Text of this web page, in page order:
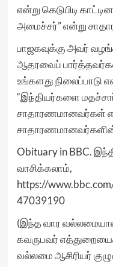
என்று கெடுபிடி
அமைச்சர்” என்று
பாஜகவுக்கு அவர்
ஆதரவைப்
உங்களது
“இந்தியர்களை
சாதாரணமானவர்கள்
சாதாரணமானவர்களின்
Obituary in BBC.
வாசிக்கலாம்,
https://
47039190
(இந்த வார
கவருபவர்
வல்லமை ஆசிரியர்